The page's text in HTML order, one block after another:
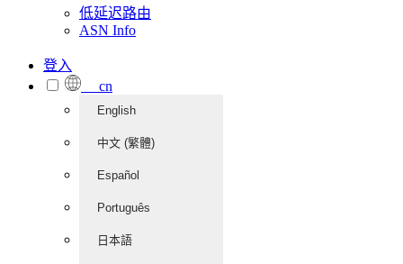
低延迟路由
ASN Info
登入
cn
English
中文 (繁體)
Español
Português
日本語